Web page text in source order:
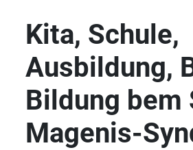
Kita, Schule,
Ausbildung,
Bildung bem
Magenis-